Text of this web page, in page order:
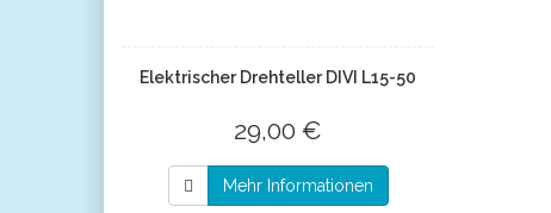
Elektrischer Drehteller DIVI L15-50
29,00 €
Mehr Informationen